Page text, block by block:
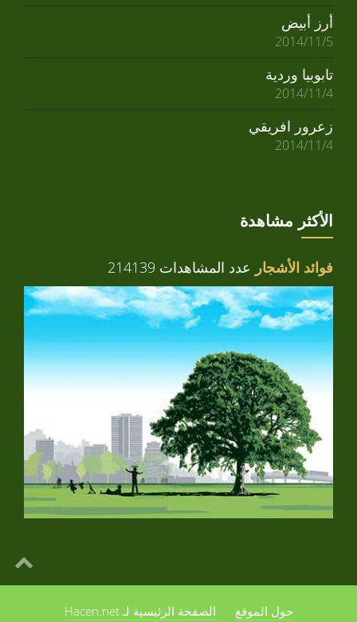
أرز أبيض
2014/11/5
تابوبيا وردية
2014/11/4
زعرور افريقي
2014/11/4
الأكثر مشاهدة
فوائد الأشجار عدد المشاهدات 214139
حول الموقع
الصفحة الرئيسية لـ Hacen.net